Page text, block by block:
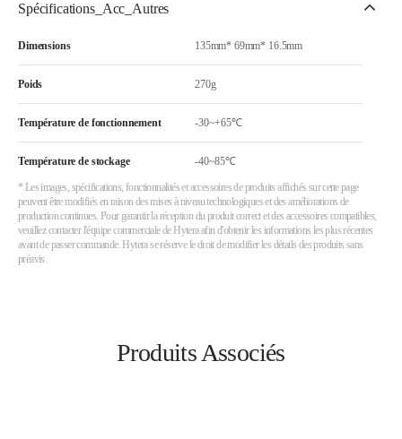
Spécifications_Acc_Autres
Dimensions 135mm* 69mm* 16.5mm
Poids 270g
Température de fonctionnement -30~+65℃
Température de stockage -40~85℃
* Les images, spécifications, fonctionnalités et accessoires de produits affichés sur cette page
peuvent être modifiés en raison des mises à niveau technologiques et des améliorations de
production continues. Pour garantir la réception du produit correct et des accessoires compatibles,
veuillez contacter l'équipe commerciale de Hytera afin d'obtenir les informations les plus récentes
avant de passer commande. Hytera se réserve le droit de modifier les détails des produits sans
préavis.
Produits Associés